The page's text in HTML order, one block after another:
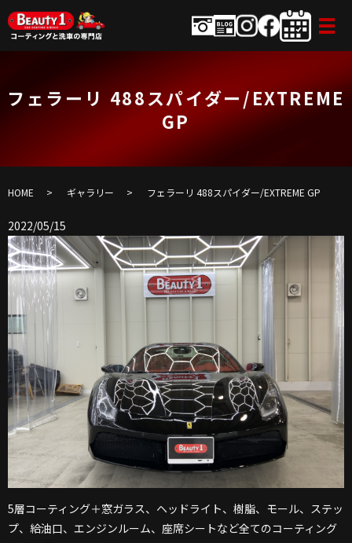
フェラーリ 488スパイダー/EXTREME
GP
HOME ギャラリー フェラーリ 488スパイダー/EXTREME GP
2022/05/15
5層コーティング＋窓ガラス、ヘッドライト、樹脂、モール、ステッ
プ、給油口、エンジンルーム、座席シートなど全てのコーティング